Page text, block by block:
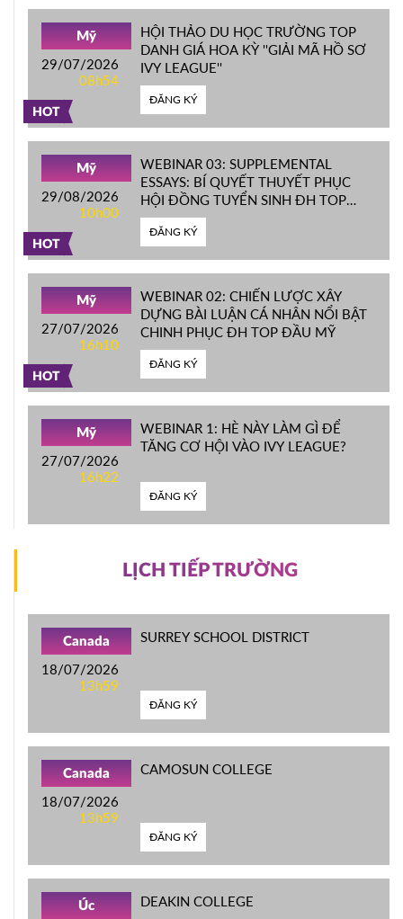
HOT
Mỹ
29/07/2026
08h54
HỘI THẢO DU HỌC TRƯỜNG TOP
DANH GIÁ HOA KỲ ''GIẢI MÃ HỒ SƠ
IVY LEAGUE''
ĐĂNG KÝ
HOT
Mỹ
29/08/2026
10h00
WEBINAR 03: SUPPLEMENTAL
ESSAYS: BÍ QUYẾT THUYẾT PHỤC
HỘI ĐỒNG TUYỂN SINH ĐH TOP
ĐẦU MỸ
ĐĂNG KÝ
HOT
Mỹ
27/07/2026
16h10
WEBINAR 02: CHIẾN LƯỢC XÂY
DỰNG BÀI LUẬN CÁ NHÂN NỔI BẬT
CHINH PHỤC ĐH TOP ĐẦU MỸ
ĐĂNG KÝ
Mỹ
27/07/2026
16h22
WEBINAR 1: HÈ NÀY LÀM GÌ ĐỂ
TĂNG CƠ HỘI VÀO IVY LEAGUE?
ĐĂNG KÝ
LỊCH TIẾP TRƯỜNG
Canada
18/07/2026
13h59
SURREY SCHOOL DISTRICT
ĐĂNG KÝ
Canada
18/07/2026
13h59
CAMOSUN COLLEGE
ĐĂNG KÝ
Úc DEAKIN COLLEGE